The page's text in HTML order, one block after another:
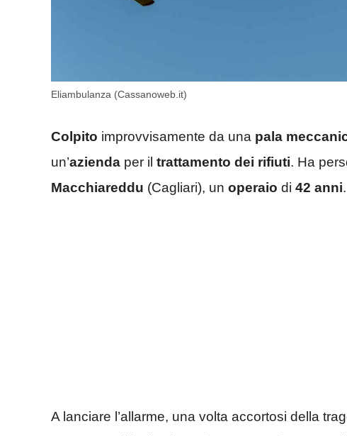
Eliambulanza (Cassanoweb.it)
Colpito improvvisamente da una pala
un’azienda per il trattamento dei rifiuti. Ha
Macchiareddu (Cagliari), un operaio di 42 anni.
A lanciare l’allarme, una volta accortosi della